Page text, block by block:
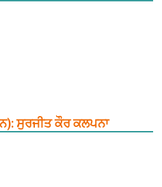
ਸੁਰਜੀਤ ਕੌਰ ਕਲਪਨਾ